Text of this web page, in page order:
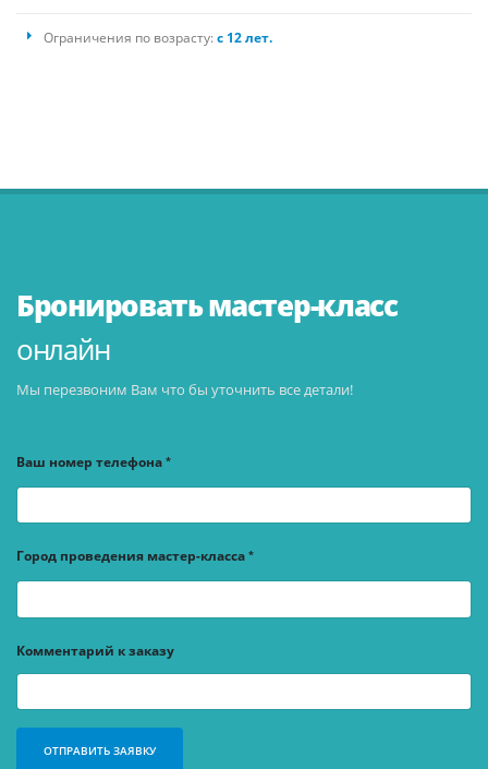
Ограничения по возрасту:с 12 лет.
Бронировать мастер-класс
онлайн
Мы перезвоним Вам что бы уточнить все детали!
Ваш номер телефона
Город проведения мастер-класса
Комментарий к заказу